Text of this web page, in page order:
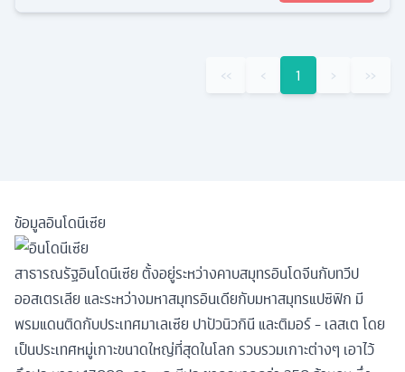
‹‹ ‹ 1 › ››
ข้อมูลอินโดนีเซีย
สาธารณรัฐอินโดนีเซีย ตั้งอยู่ระหว่างคาบสมุทรอินโดจีนกับทวีป
ออสเตรเลีย และระหว่างมหาสมุทรอินเดียกับมหาสมุทรแปซิฟิก มี
พรมแดนติดกับประเทศมาเลเซีย ปาปัวนิวกินี และติมอร์ - เลสเต โดย
เป็นประเทศหมู่เกาะขนาดใหญ่ที่สุดในโลก รวบรวมเกาะต่างๆ เอาไว้